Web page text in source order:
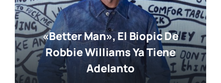
«Better Man», El Biopic De
Robbie Williams Ya Tiene
Adelanto